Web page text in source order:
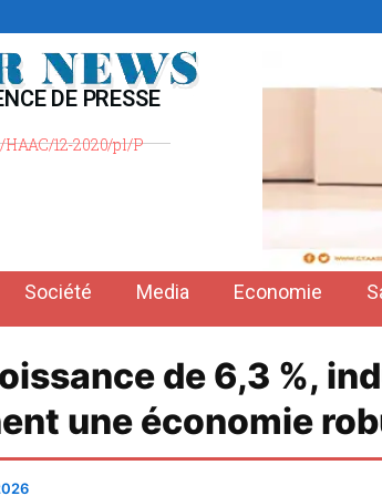
DE PRESSE
HAAC/12-2020/pl/P
Société Media Economie
de 6,3 %,
une économie